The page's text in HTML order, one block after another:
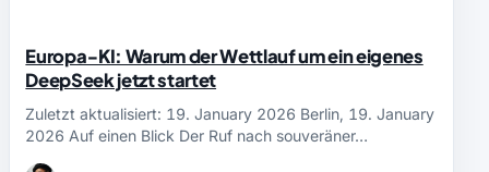
Europa‑KI: Warum der Wettlauf um ein eigenes
DeepSeek jetzt startet
Zuletzt aktualisiert: 19. January 2026 Berlin, 19. January
2026 Auf einen Blick Der Ruf nach souveräner…